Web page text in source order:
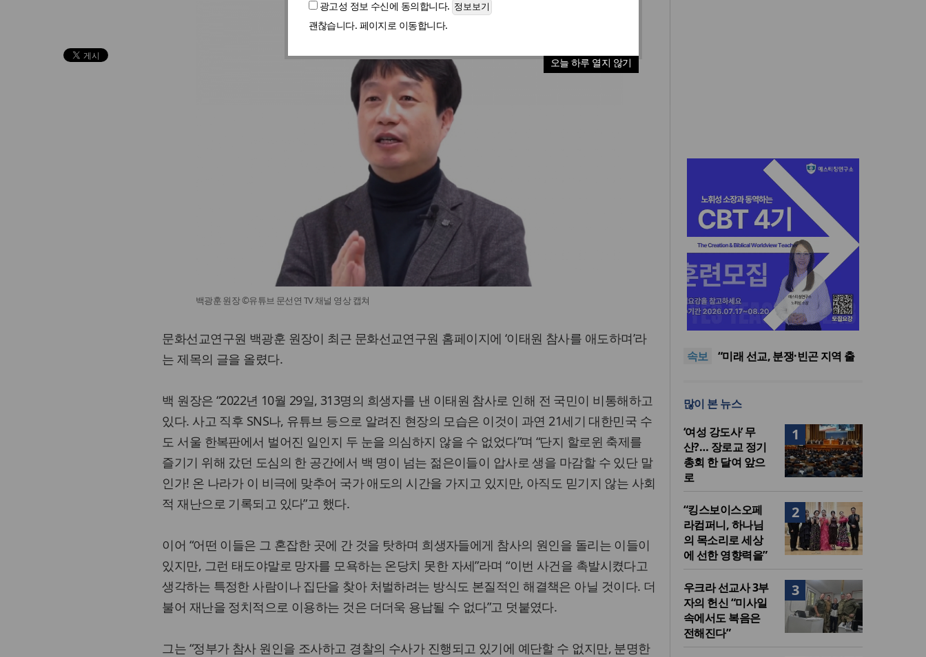
광고성 정보 수신에 동의합니다.
괜찮습니다. 페이지로 이동합니다.
오늘 하루 열지 않기
백광훈 원장 ©유튜브 문선연 TV 채널 영상 캡쳐
문화선교연구원 백광훈 원장이 최근 문화선교연구원 홈페이지에 ‘이태원 참사를 애도하며’라
는 제목의 글을 올렸다.
백 원장은 “2022년 10월 29일, 313명의 희생자를 낸 이태원 참사로 인해 전 국민이 비통해하고
있다. 사고 직후 SNS나, 유튜브 등으로 알려진 현장의 모습은 이것이 과연 21세기 대한민국 수
도 서울 한복판에서 벌어진 일인지 두 눈을 의심하지 않을 수 없었다”며 “단지 할로윈 축제를
즐기기 위해 갔던 도심의 한 공간에서 백 명이 넘는 젊은이들이 압사로 생을 마감할 수 있단 말
인가! 온 나라가 이 비극에 맞추어 국가 애도의 시간을 가지고 있지만, 아직도 믿기지 않는 사회
적 재난으로 기록되고 있다”고 했다.
이어 “어떤 이들은 그 혼잡한 곳에 간 것을 탓하며 희생자들에게 참사의 원인을 돌리는 이들이
있지만, 그런 태도야말로 망자를 모욕하는 온당치 못한 자세”라며 “이번 사건을 촉발시켰다고
생각하는 특정한 사람이나 집단을 찾아 처벌하려는 방식도 본질적인 해결책은 아닐 것이다. 더
불어 재난을 정치적으로 이용하는 것은 더더욱 용납될 수 없다”고 덧붙였다.
그는 “정부가 참사 원인을 조사하고 경찰의 수사가 진행되고 있기에 예단할 수 없지만, 분명한
속보
[최원호 목사의 영혼의 양식 63]
말씀은 같은데 왜 열매는 다를
美 이민구금센터에 억류됐던
“미사일 속에서도 복음은 전해
“미래 선교, 분쟁·빈곤 지역 출
발
말씀은 같은데 왜 열매는 다를
美 이민구금센터에 억류됐던
한인 목회자 석방돼
많이 본 뉴스
1
‘여성 강도사’ 무
산?… 장로교 정기
총회 한 달여 앞으
로
2
“킹스보이스오페
라컴퍼니, 하나님
의 목소리로 세상
에 선한 영향력을”
3
우크라 선교사 3부
자의 헌신 “미사일
속에서도 복음은
전해진다”